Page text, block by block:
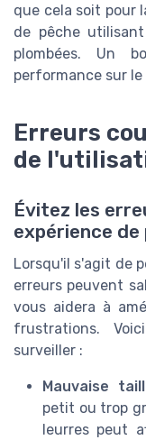
que cela soit pour
de pêche
plombées. Un
performance sur
Erreurs
de
Évitez les
expérience de
Lorsqu'il s'agit de
erreurs peuvent
vous aidera à
frustrations.
surveiller :
Mauvaise
petit ou trop
leurres peut